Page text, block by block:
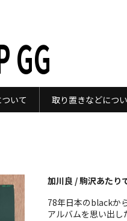
GG
いて 取り置きなどにつ
加川良 / 駒沢あたり
78年日本のblackか
アルバムを思い出